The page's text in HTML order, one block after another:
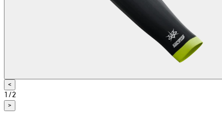
<
1 /2
>